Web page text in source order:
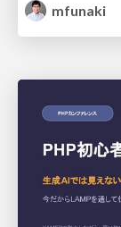
mfunaki